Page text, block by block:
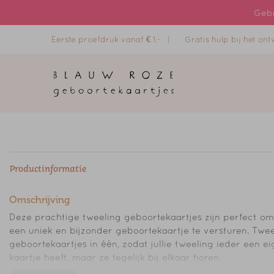
Eerste proefdruk vanaf € 1,- | Gratis hulp bij het
Productinformatie
Omschrijving
Deze prachtige tweeling geboortekaartjes zijn perfect
een uniek en bijzonder geboortekaartje te versturen.
geboortekaartjes in één, zodat jullie tweeling ieder een
kaartje heeft, maar ze tegelijk bij elkaar horen.